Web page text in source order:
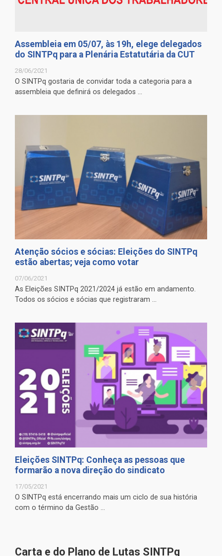
Assembleia em 05/07, às 19h, elege delegados
do SINTPq para a Plenária Estatutária da CUT
28/06/2021
O SINTPq gostaria de convidar toda a categoria para a
assembleia que definirá os delegados ...
Atenção sócios e sócias: Eleições do SINTPq
estão abertas; veja como votar
07/06/2021
As Eleições SINTPq 2021/2024 já estão em andamento.
Todos os sócios e sócias que registraram ...
Eleições SINTPq: Conheça as pessoas que
formarão a nova direção do sindicato
17/05/2021
O SINTPq está encerrando mais um ciclo de sua história
com o término da Gestão ...
Carta e do Plano de Lutas SINTPq